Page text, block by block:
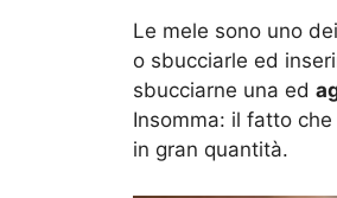
Le mele sono uno
o sbucciarle ed
sbucciarne una ed
Insomma: il fatto
in gran quantità.